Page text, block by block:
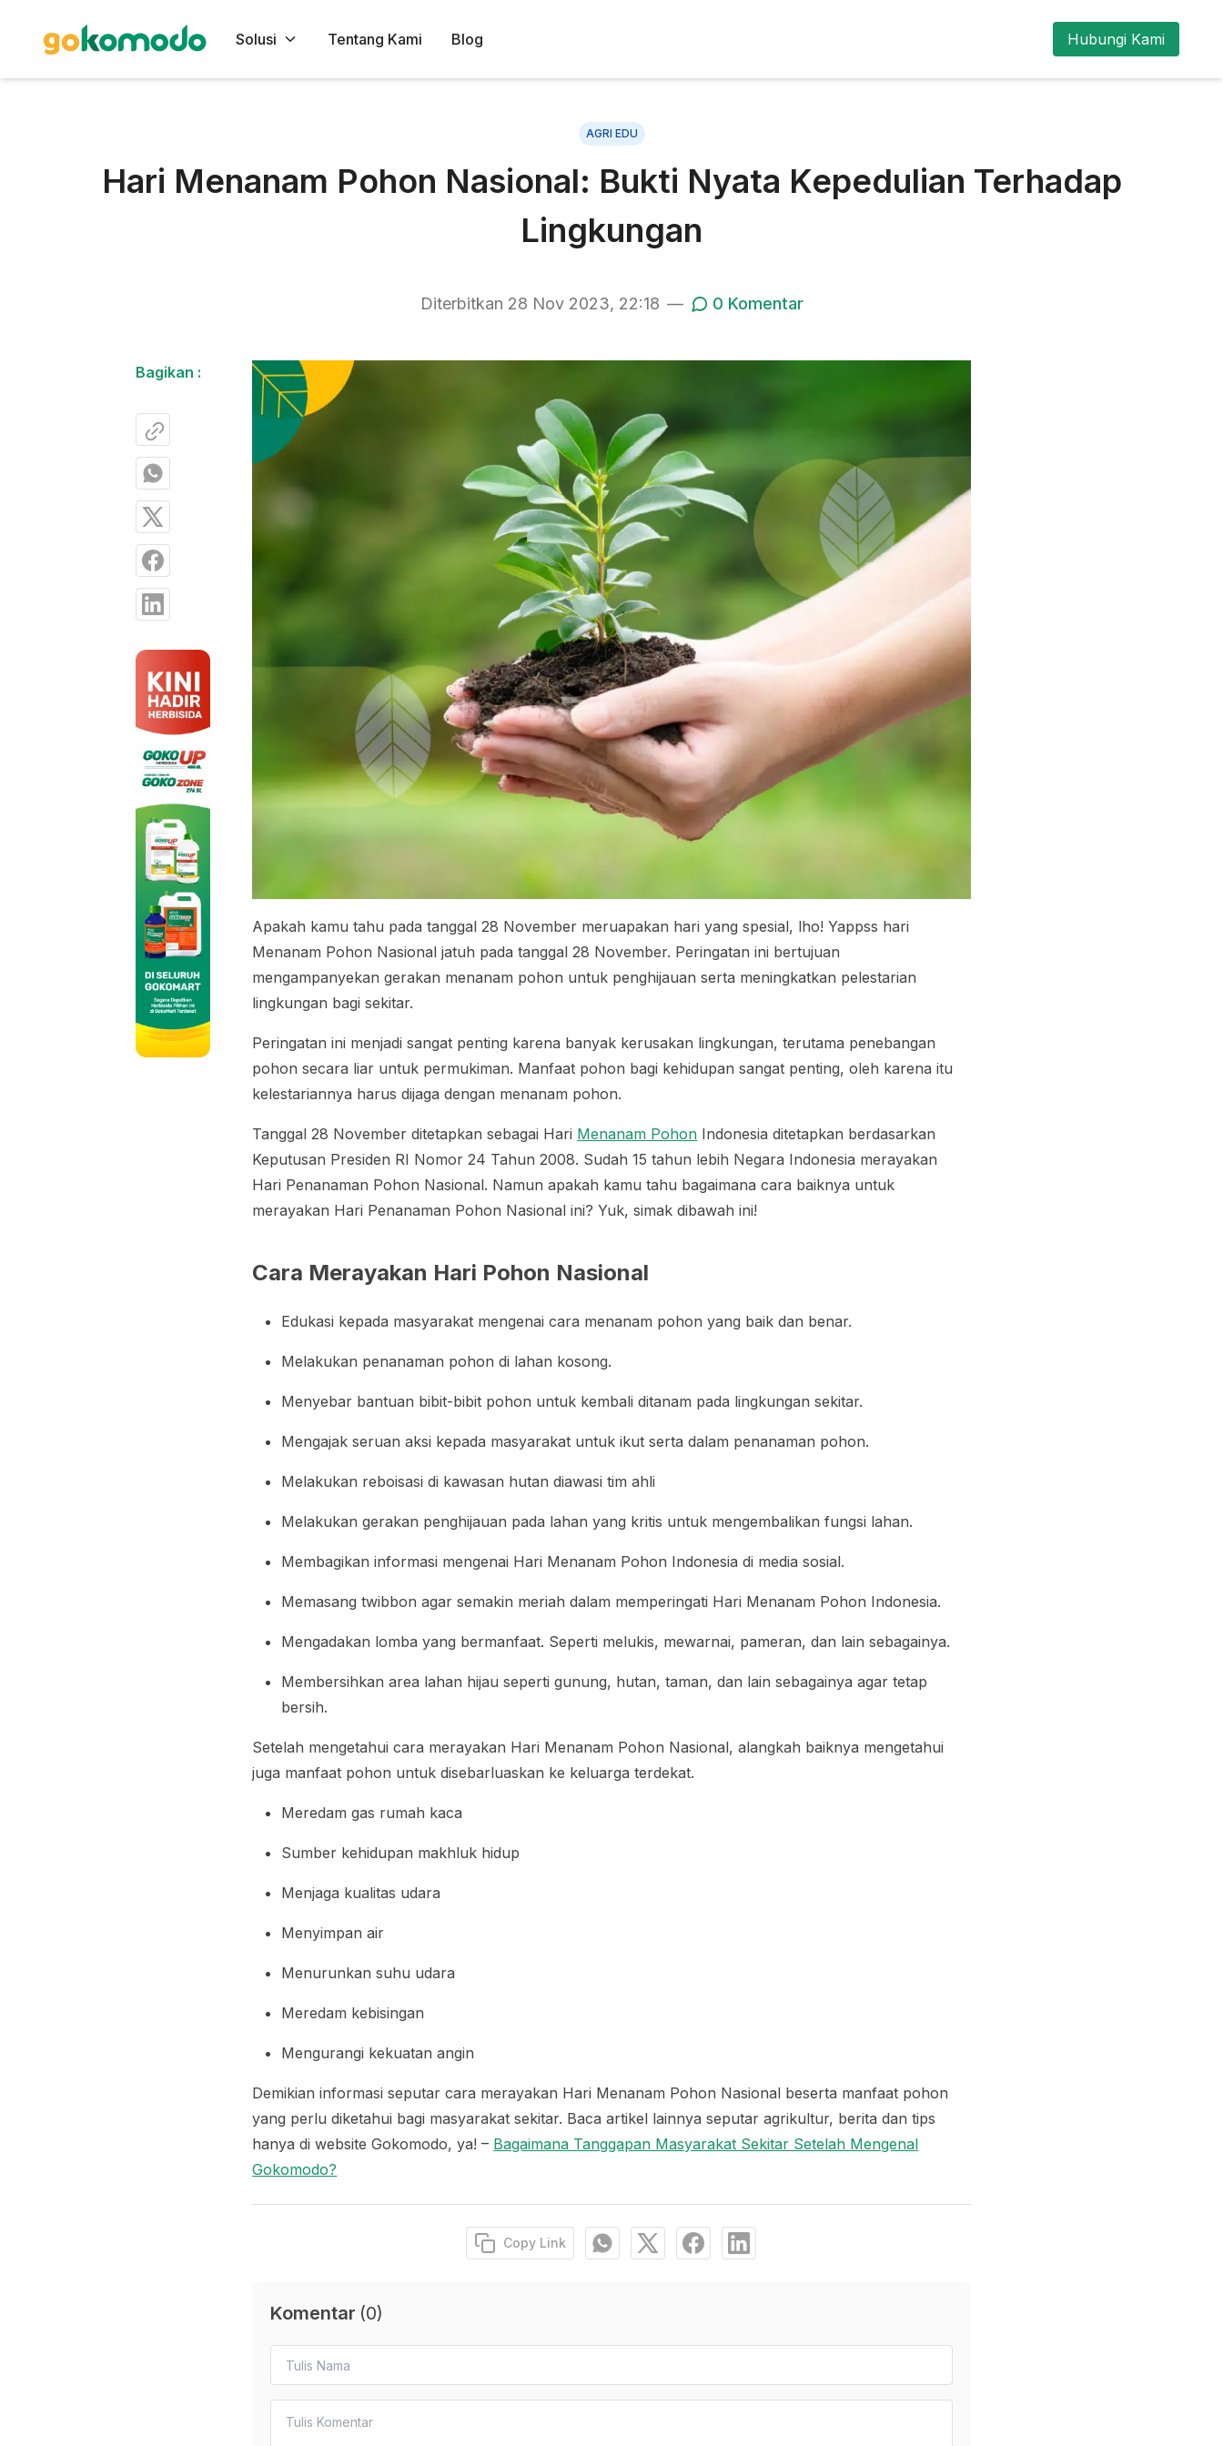
Solusi Tentang Kami Blog Hubungi Kami
AGRI EDU
Hari Menanam Pohon Nasional: Bukti Nyata Kepedulian Terhadap
Lingkungan
Diterbitkan 28 Nov 2023, 22:18 — 0 Komentar
Bagikan :
Apakah kamu tahu pada tanggal 28 November meruapakan hari yang spesial, lho! Yappss hari
Menanam Pohon Nasional jatuh pada tanggal 28 November. Peringatan ini bertujuan
mengampanyekan gerakan menanam pohon untuk penghijauan serta meningkatkan pelestarian
lingkungan bagi sekitar.
Peringatan ini menjadi sangat penting karena banyak kerusakan lingkungan, terutama penebangan
pohon secara liar untuk permukiman. Manfaat pohon bagi kehidupan sangat penting, oleh karena itu
kelestariannya harus dijaga dengan menanam pohon.
Tanggal 28 November ditetapkan sebagai Hari Menanam Pohon Indonesia ditetapkan berdasarkan
Keputusan Presiden RI Nomor 24 Tahun 2008. Sudah 15 tahun lebih Negara Indonesia merayakan
Hari Penanaman Pohon Nasional. Namun apakah kamu tahu bagaimana cara baiknya untuk
merayakan Hari Penanaman Pohon Nasional ini? Yuk, simak dibawah ini!
Cara Merayakan Hari Pohon Nasional
Edukasi kepada masyarakat mengenai cara menanam pohon yang baik dan benar.
Melakukan penanaman pohon di lahan kosong.
Menyebar bantuan bibit-bibit pohon untuk kembali ditanam pada lingkungan sekitar.
Mengajak seruan aksi kepada masyarakat untuk ikut serta dalam penanaman pohon.
Melakukan reboisasi di kawasan hutan diawasi tim ahli
Melakukan gerakan penghijauan pada lahan yang kritis untuk mengembalikan fungsi lahan.
Membagikan informasi mengenai Hari Menanam Pohon Indonesia di media sosial.
Memasang twibbon agar semakin meriah dalam memperingati Hari Menanam Pohon Indonesia.
Mengadakan lomba yang bermanfaat. Seperti melukis, mewarnai, pameran, dan lain sebagainya.
Membersihkan area lahan hijau seperti gunung, hutan, taman, dan lain sebagainya agar tetap
bersih.
Setelah mengetahui cara merayakan Hari Menanam Pohon Nasional, alangkah baiknya mengetahui
juga manfaat pohon untuk disebarluaskan ke keluarga terdekat.
Meredam gas rumah kaca
Sumber kehidupan makhluk hidup
Menjaga kualitas udara
Menyimpan air
Menurunkan suhu udara
Meredam kebisingan
Mengurangi kekuatan angin
Demikian informasi seputar cara merayakan Hari Menanam Pohon Nasional beserta manfaat pohon
yang perlu diketahui bagi masyarakat sekitar. Baca artikel lainnya seputar agrikultur, berita dan tips
hanya di website Gokomodo, ya! – Bagaimana Tanggapan Masyarakat Sekitar Setelah Mengenal
Gokomodo?
Copy Link
Komentar (0)